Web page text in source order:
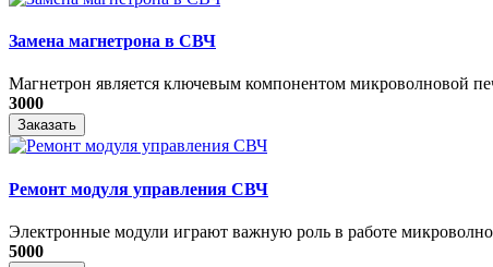
Замена магнетрона в СВЧ
Магнетрон является ключевым компонентом микроволновой
3000
Заказать
Ремонт модуля управления СВЧ
​Электронные модули играют важную роль в работе
5000